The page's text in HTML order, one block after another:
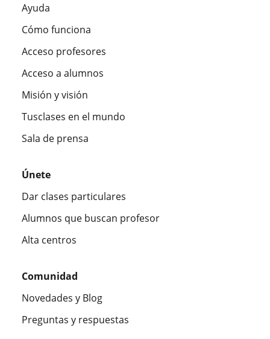
Ayuda
Cómo funciona
Acceso profesores
Acceso a alumnos
Misión y visión
Tusclases en el mundo
Sala de prensa
Únete
Dar clases particulares
Alumnos que buscan profesor
Alta centros
Comunidad
Novedades y Blog
Preguntas y respuestas